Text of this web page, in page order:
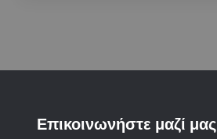
Επικοινωνήστε μαζί μας